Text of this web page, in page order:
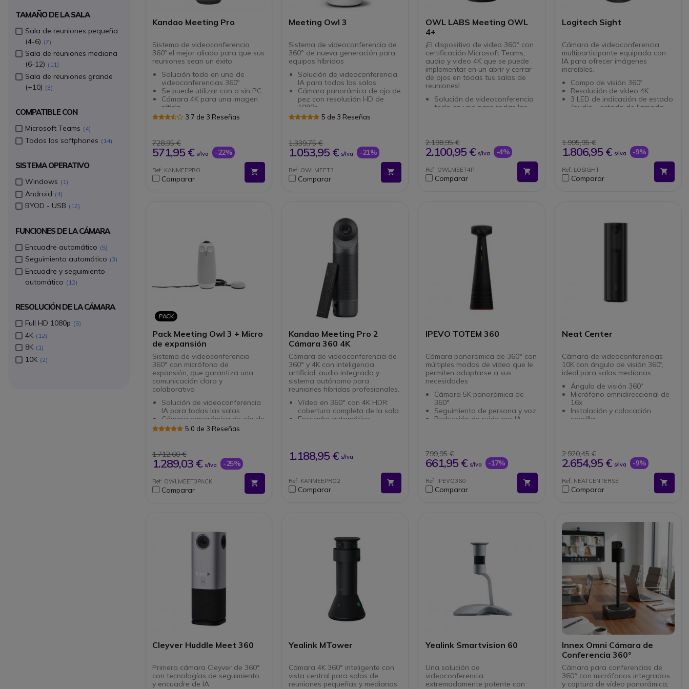
Kandao Meeting Pro
Sistema de videoconferencia
360º el mejor aliado para que sus
reuniones sean un éxito
Solución todo en uno de
videoconferencias 360º
Se puede utilizar con o sin PC
Cámara 4K para una imagen
nítida
Enfoque automático en el
éxito en sus reuniones
Micrófonos integrados para
que el sonido sea HD
Sistema Android para una
experiencia práctica
Conexiones HDMI, Wifi, USB y
3.7 de 3 Reseñas
728,95 €
571,95 € s/Iva -22%
Ref: KANMEEPRO
Comparar
Meeting Owl 3
Sistema de videoconferencia de
360° de nueva generación para
equipos híbridos
Solución de videoconferencia
IA para todas las salas
Cámara panorámica de ojo de
pez con resolución HD de
1080p
Captura de 360° a más de 3 m
8 micrófonos
omnidireccionales con
formación de haz
Captura de sonido a 5,5 m de
distancia
Conexión USB-C plug & play
5 de 3 Reseñas
1.339,75 €
1.053,95 € s/Iva -21%
Ref: OWLMEET3
Comparar
OWL LABS Meeting OWL
4+
¡El dispositivo de video 360° con
certificación Microsoft Teams,
audio y video 4K que se puede
implementar en un abrir y cerrar
de ojos en todas tus salas de
reuniones!
Solución de videoconferencia
todo en uno para todas las
Cámara panorámica de ojo de
pez 4K Ultra HD de 360°
Captación de audio de 360°
Conexión Ethernet o WiFi para
empresas
2.198,95 €
2.100,95 € s/Iva -4%
Ref: OWLMEET4P
Comparar
Logitech Sight
Cámara de videoconferencia
multiparticipante equipada con
IA para ofrecer imágenes
increíbles.
Campo de visión 360º
Resolución de vídeo 4K
3 LED de indicación de estado
(audio - estado de llamada -
Compatible con plataformas
usuales
(Microsoft,Zoom,Google Meet)
Necesita combinarse con Rally
Bar o Rally Bar mini (se
adquieren aparte)
1.995,95 €
1.806,95 € s/Iva -9%
Ref: LOSIGHT
Comparar
PACK
Pack Meeting Owl 3 + Micro
de expansión
Sistema de videoconferencia
360° con micrófono de
expansión, que garantiza una
comunicación clara y
colaborativa
Solución de videoconferencia
IA para todas las salas
Cámara panorámica de ojo de
pez con resolución HD de
Micrófono de extensión para
sistema de videoconferencia
Amplía el alcance del audio en
Transcripción suave:
micrófonos de captura de 2,5
5.0 de 3 Reseñas
1.712,60 €
1.289,03 € s/Iva -25%
Ref: OWLMEET3PACK
Comparar
Kandao Meeting Pro 2
Cámara 360 4K
Cámara de videoconferencia de
360° y 4K con inteligencia
artificial, audio integrado y
sistema autónomo para
reuniones híbridas profesionales.
Vídeo en 360° con 4K HDR:
cobertura completa de la sala
Encuadre automático
Seguimiento del ponente:
resaltado del orador activo
captación de voz hasta 5,5 m
Reducción de ruido con IA:
mejora de la claridad del
C, HDMI, Wi-Fi, Bluetooth,
1.188,95 € s/Iva
Ref: KANMEEPRO2
Comparar
IPEVO TOTEM 360
Cámara panorámica de 360° con
múltiples modos de vídeo que le
permiten adaptarse a sus
necesidades
Cámara 5K panorámica de
360°
Seguimiento de persona y voz
Reducción de ruido por IA
Compatible con todo el
software de conferencias
799,95 €
661,95 € s/Iva -17%
Ref: IPEVO360
Comparar
Neat Center
Cámara de videoconferencias
10K con ángulo de visión 360º,
ideal para salas medianas
Ángulo de visión 360º
Micrófono omnidireccional de
16x
Instalación y colocación
sencilla
2.920,45 €
2.654,95 € s/Iva -9%
Ref: NEATCENTERSE
Comparar
Cleyver Huddle Meet 360
Primera cámara Cleyver de 360°
con tecnologías de seguimiento
y encuadre de IA.
Yealink MTower
Cámara 4K 360° inteligente con
vista central para salas de
reuniones pequeñas y medianas
Yealink Smartvision 60
Una solución de
videoconferencia
extremadamente potente con
Innex Omni Cámara de
Conferencia 360°
Cámara para conferencias de
360° con micrófonos integrados
y captura de vídeo panorámica,
TAMAÑO DE LA SALA
Sala de reuniones pequeña
(4-6)
7
Sala de reuniones mediana
(6-12)
11
Sala de reuniones grande
(+10)
3
COMPATIBLE CON
Microsoft Teams 4
Todos los softphones 14
SISTEMA OPERATIVO
Windows 1
Android 4
BYOD - USB 12
FUNCIONES DE LA CÁMARA
Encuadre automático 5
Seguimiento automático 3
Encuadre y seguimiento
automático
12
RESOLUCIÓN DE LA CÁMARA
Full HD 1080p 5
4K 12
8K 1
10K 2